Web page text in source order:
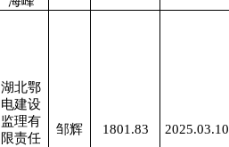
湖北鄂
电建设
监理有
限责任
邹辉 1801.83 2025.03.10